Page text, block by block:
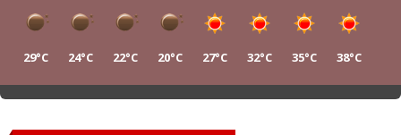
29°C 24°C 22°C 20°C 27°C 32°C 35°C
38°C